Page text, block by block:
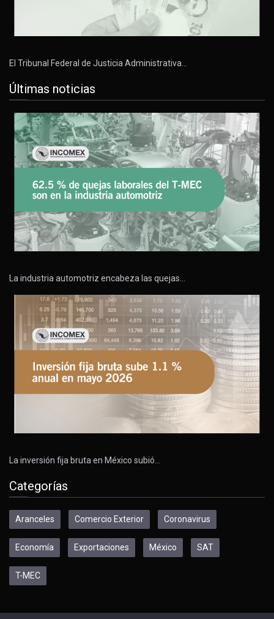
El Tribunal Federal de Justicia Administrativa…
Últimas noticias
La industria automotriz encabeza las quejas…
La inversión fija bruta en México subió…
Categorías
Aranceles Comercio Exterior Coronavirus
Economía Exportaciones México SAT
T-MEC